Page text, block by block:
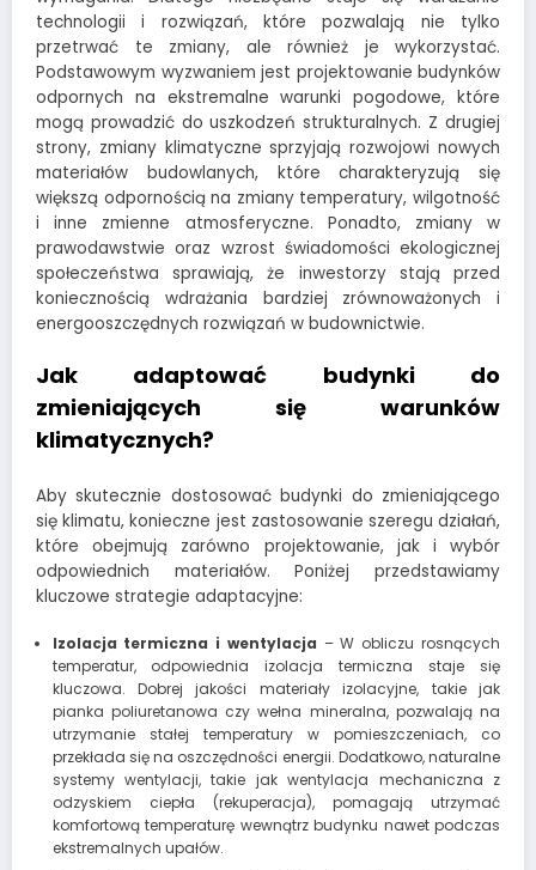
technologii i rozwiązań, które pozwalają nie tylko
przetrwać te zmiany, ale również je wykorzystać.
Podstawowym wyzwaniem jest projektowanie budynków
odpornych na ekstremalne warunki pogodowe, które
mogą prowadzić do uszkodzeń strukturalnych. Z drugiej
strony, zmiany klimatyczne sprzyjają rozwojowi nowych
materiałów budowlanych, które charakteryzują się
większą odpornością na zmiany temperatury, wilgotność
i inne zmienne atmosferyczne. Ponadto, zmiany w
prawodawstwie oraz wzrost świadomości ekologicznej
społeczeństwa sprawiają, że inwestorzy stają przed
koniecznością wdrażania bardziej zrównoważonych i
energooszczędnych rozwiązań w budownictwie.
Jak adaptować budynki do
zmieniających się warunków
klimatycznych?
Aby skutecznie dostosować budynki do zmieniającego
się klimatu, konieczne jest zastosowanie szeregu działań,
które obejmują zarówno projektowanie, jak i wybór
odpowiednich materiałów. Poniżej przedstawiamy
kluczowe strategie adaptacyjne:
Izolacja termiczna i wentylacja – W obliczu rosnących
temperatur, odpowiednia izolacja termiczna staje się
kluczowa. Dobrej jakości materiały izolacyjne, takie jak
pianka poliuretanowa czy wełna mineralna, pozwalają na
utrzymanie stałej temperatury w pomieszczeniach, co
przekłada się na oszczędności energii. Dodatkowo, naturalne
systemy wentylacji, takie jak wentylacja mechaniczna z
odzyskiem ciepła (rekuperacja), pomagają utrzymać
komfortową temperaturę wewnątrz budynku nawet podczas
ekstremalnych upałów.